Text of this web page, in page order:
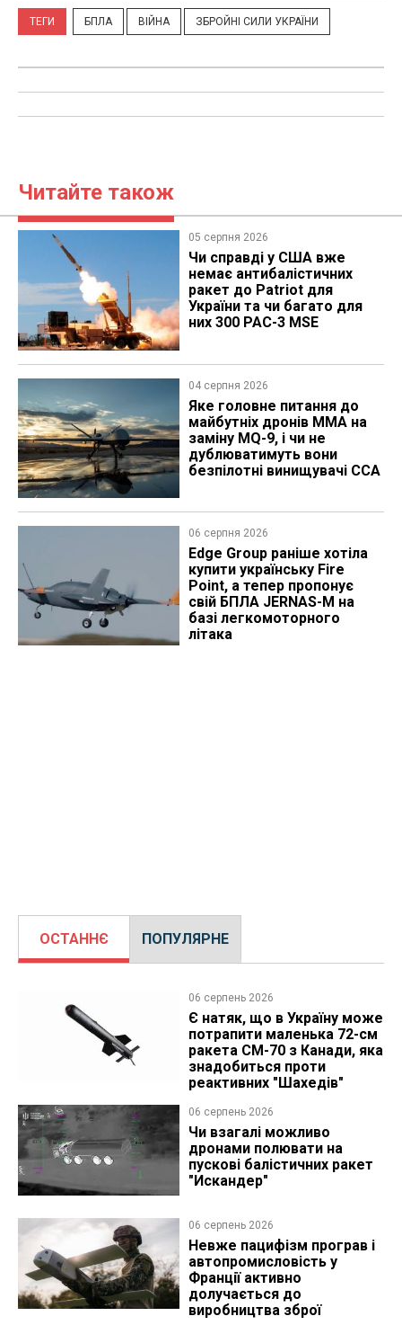
ТЕГИ БПЛА ВІЙНА ЗБРОЙНІ СИЛИ УКРАЇНИ
Читайте також
05 серпня 2026
Чи справді у США вже
немає антибалістичних
ракет до Patriot для
України та чи багато для
них 300 PAC-3 MSE
04 серпня 2026
Яке головне питання до
майбутніх дронів MMA на
заміну MQ-9, і чи не
дублюватимуть вони
безпілотні винищувачі CCA
06 серпня 2026
Edge Group раніше хотіла
купити українську Fire
Point, а тепер пропонує
свій БПЛА JERNAS-M на
базі легкомоторного
літака
ОСТАННЄ ПОПУЛЯРНЕ
06 серпень 2026
Є натяк, що в Україну може
потрапити маленька 72-см
ракета CM-70 з Канади, яка
знадобиться проти
реактивних "Шахедів"
06 серпень 2026
Чи взагалі можливо
дронами полювати на
пускові балістичних ракет
"Искандер"
06 серпень 2026
Невже пацифізм програв і
автопромисловість у
Франції активно
долучається до
виробництва зброї